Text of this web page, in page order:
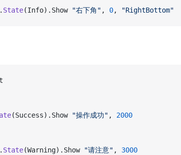
State(Info).Show "右下角" , 0, "RightBottom"
(Success).Show "操作成功" , 2000
State(Warning).Show "请注意" , 3000